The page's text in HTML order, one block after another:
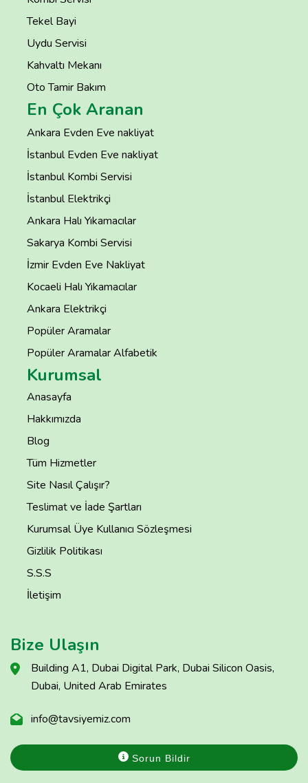
Tekel Bayi
Uydu Servisi
Kahvaltı Mekanı
Oto Tamir Bakım
En Çok Aranan
Ankara Evden Eve nakliyat
İstanbul Evden Eve nakliyat
İstanbul Kombi Servisi
İstanbul Elektrikçi
Ankara Halı Yıkamacılar
Sakarya Kombi Servisi
İzmir Evden Eve Nakliyat
Kocaeli Halı Yıkamacılar
Ankara Elektrikçi
Popüler Aramalar
Popüler Aramalar Alfabetik
Kurumsal
Anasayfa
Hakkımızda
Blog
Tüm Hizmetler
Site Nasıl Çalışır?
Teslimat ve İade Şartları
Kurumsal Üye Kullanıcı Sözleşmesi
Gizlilik Politikası
S.S.S
İletişim
Bize Ulaşın
Building A1, Dubai Digital Park, Dubai Silicon Oasis,
Dubai, United Arab Emirates
info@tavsiyemiz.com
Sorun Bildir